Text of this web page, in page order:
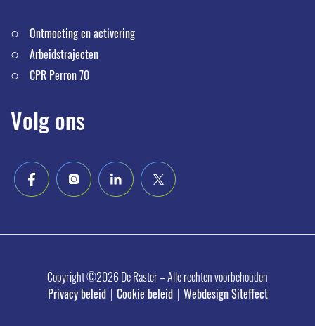
Ontmoeting en activering
Arbeidstrajecten
CPR Perron 70
Volg ons
Copyright ©2026 De Raster – Alle rechten voorbehouden
Privacy beleid| Cookie beleid| Webdesign Siteffect